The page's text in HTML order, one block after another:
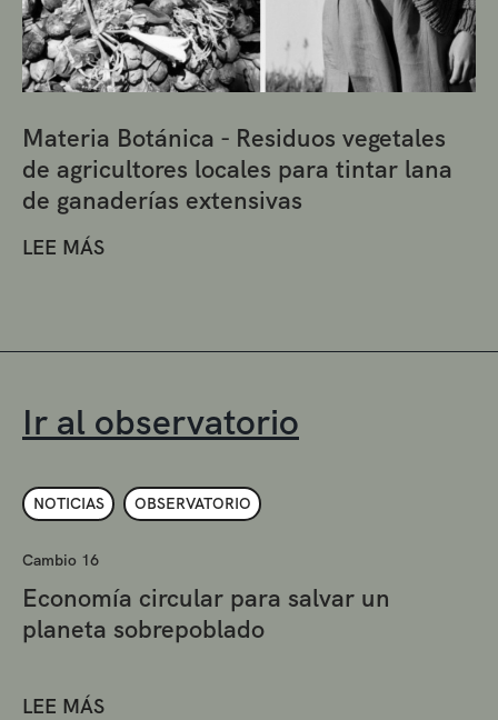
Materia Botánica - Residuos vegetales
de agricultores locales para tintar lana
de ganaderías extensivas
LEE MÁS
Ir al observatorio
NOTICIAS OBSERVATORIO
Cambio 16
Economía circular para salvar un
planeta sobrepoblado
LEE MÁS